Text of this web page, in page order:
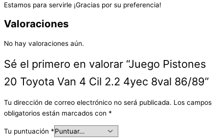
Estamos para servirle ¡Gracias por su preferencia!
Valoraciones
No hay valoraciones aún.
Sé el primero en valorar “Juego Pistones
20 Toyota Van 4 Cil 2.2 4yec 8val 86/89”
Tu dirección de correo electrónico no será publicada. Los campos
obligatorios están marcados con *
Tu puntuación *